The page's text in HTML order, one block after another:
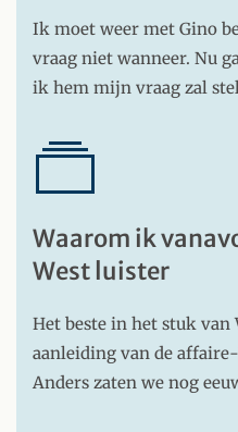
Ik moet weer met Gino
vraag niet wanneer. Nu
ik hem mijn vraag zal
Waarom ik
West luister
Het beste in het stuk van
aanleiding van de
Anders zaten we nog